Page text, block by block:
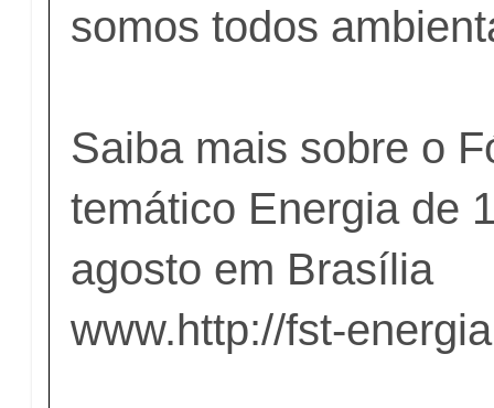
somos todos
Saiba mais sobre o
temático Energia de
agosto em Brasília
www.http://fst-